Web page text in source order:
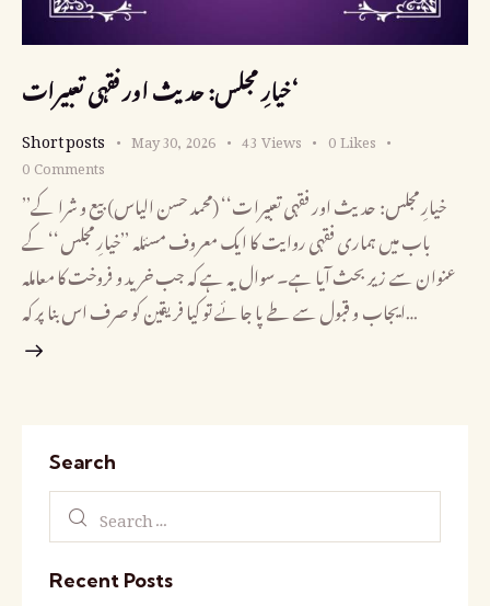
خیارِ مجلس: حدیث اور فقہی تعبیرات‘
Short posts May 30, 2026 43Views 0Likes
0Comments
’’خیارِ مجلس: حدیث اور فقہی تعبیرات‘‘ (محمد حسن الیاس) بیع و شرا کے
باب میں ہماری فقہی روایت کا ایک معروف مسئلہ ’’خیارِ مجلس‘‘ کے
عنوان سے زیر بحث آیا ہے۔ سوال یہ ہے کہ جب خرید و فروخت کا معاملہ
ایجاب و قبول سے طے پا جائے تو کیا فریقین کو صرف اس بنا پر کہ…
Search
Recent Posts